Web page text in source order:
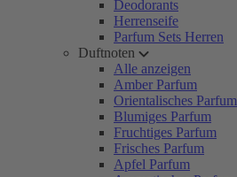
Deodorants
Herrenseife
Parfum Sets Herren
Duftnoten
Alle anzeigen
Amber Parfum
Orientalisches Parfum
Blumiges Parfum
Fruchtiges Parfum
Frisches Parfum
Apfel Parfum